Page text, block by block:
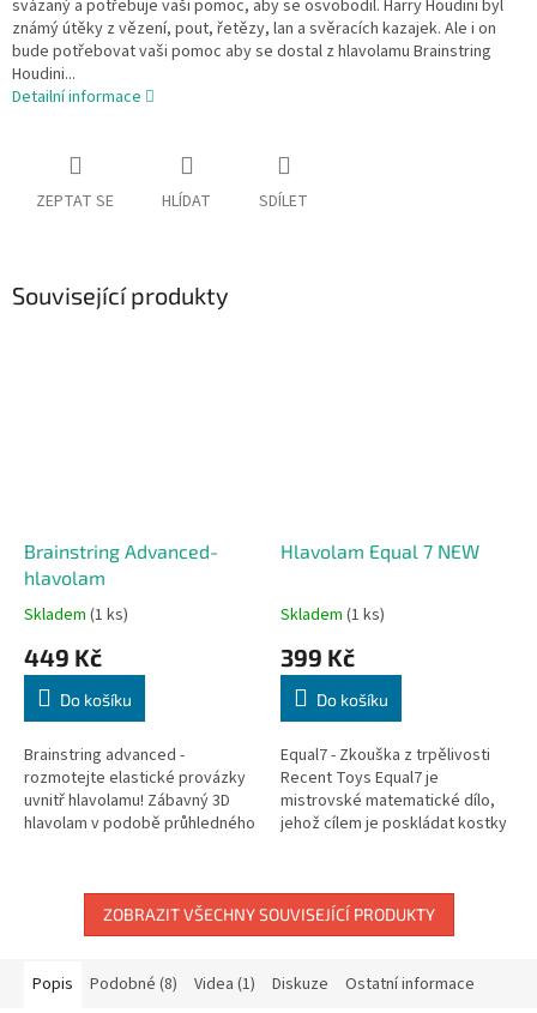
svázaný a potřebuje vaši pomoc, aby se osvobodil. Harry Houdini byl
známý útěky z vězení, pout, řetězy, lan a svěracích kazajek. Ale i on
bude potřebovat vaši pomoc aby se dostal z hlavolamu Brainstring
Houdini...
Detailní informace
ZEPTAT SE HLÍDAT SDÍLET
Související produkty
Brainstring Advanced-
hlavolam
Skladem (1 ks)
449 Kč
Do košíku
Brainstring advanced -
rozmotejte elastické provázky
uvnitř hlavolamu! Zábavný 3D
hlavolam v podobě průhledného
Hlavolam Equal 7 NEW
Skladem (1 ks)
399 Kč
Do košíku
Equal7 - Zkouška z trpělivosti
Recent Toys Equal7 je
mistrovské matematické dílo,
jehož cílem je poskládat kostky
stejný....
ZOBRAZIT VŠECHNY SOUVISEJÍCÍ PRODUKTY
Popis Podobné (8) Videa (1) Diskuze Ostatní informace